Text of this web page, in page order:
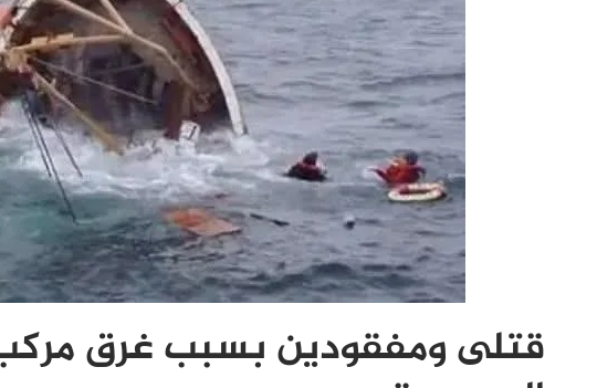
قتلى ومفقودين بسبب غرق